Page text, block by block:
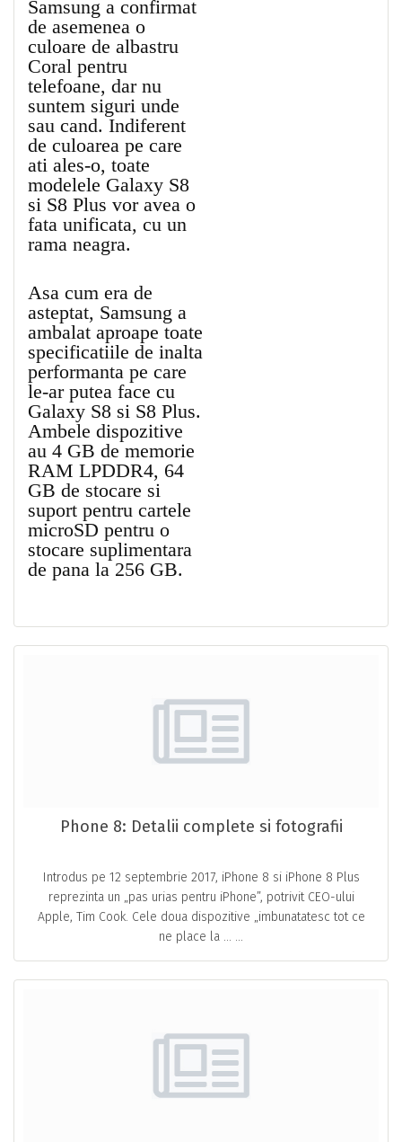
Samsung a confirmat
de asemenea o
culoare de albastru
Coral pentru
telefoane, dar nu
suntem siguri unde
sau cand. Indiferent
de culoarea pe care
ati ales-o, toate
modelele Galaxy S8
si S8 Plus vor avea o
fata unificata, cu un
rama neagra.
Asa cum era de
asteptat, Samsung a
ambalat aproape toate
specificatiile de inalta
performanta pe care
le-ar putea face cu
Galaxy S8 si S8 Plus.
Ambele dispozitive
au 4 GB de memorie
RAM LPDDR4, 64
GB de stocare si
suport pentru cartele
microSD pentru o
stocare suplimentara
de pana la 256 GB.
Phone 8: Detalii complete si fotografii
Introdus pe 12 septembrie 2017, iPhone 8 si iPhone 8 Plus
reprezinta un „pas urias pentru iPhone”, potrivit CEO-ului
Apple, Tim Cook. Cele doua dispozitive „imbunatatesc tot ce
ne place la … ...